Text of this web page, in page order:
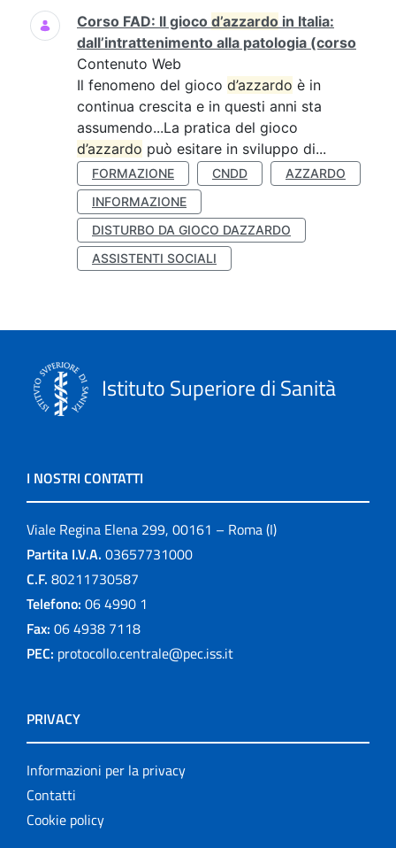
Ricerca
Corso FAD: Il gioco d’azzardo in Italia:
dall’intrattenimento alla patologia (corso
Contenuto Web
Il fenomeno del gioco d’azzardo è in
continua crescita e in questi anni sta
assumendo...La pratica del gioco
d’azzardo può esitare in sviluppo di...
FORMAZIONE CNDD
AZZARDO
INFORMAZIONE
DISTURBO DA GIOCO DAZZARDO
ASSISTENTI SOCIALI
Istituto Superiore di Sanità
I NOSTRI CONTATTI
Viale Regina Elena 299, 00161 – Roma (I)
Partita I.V.A. 03657731000
C.F. 80211730587
Telefono: 06 4990 1
Fax: 06 4938 7118
PEC: protocollo.centrale@pec.iss.it
PRIVACY
Informazioni per la privacy
Contatti
Cookie policy